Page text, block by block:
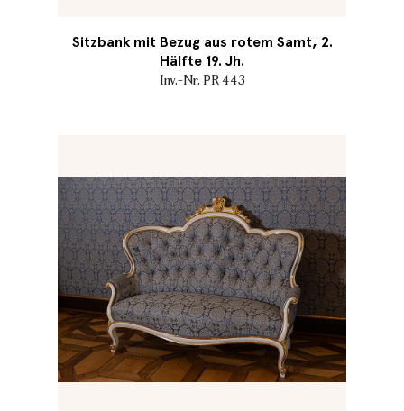
Sitzbank mit Bezug aus rotem Samt, 2.
Hälfte 19. Jh.
Inv.-Nr. PR 443